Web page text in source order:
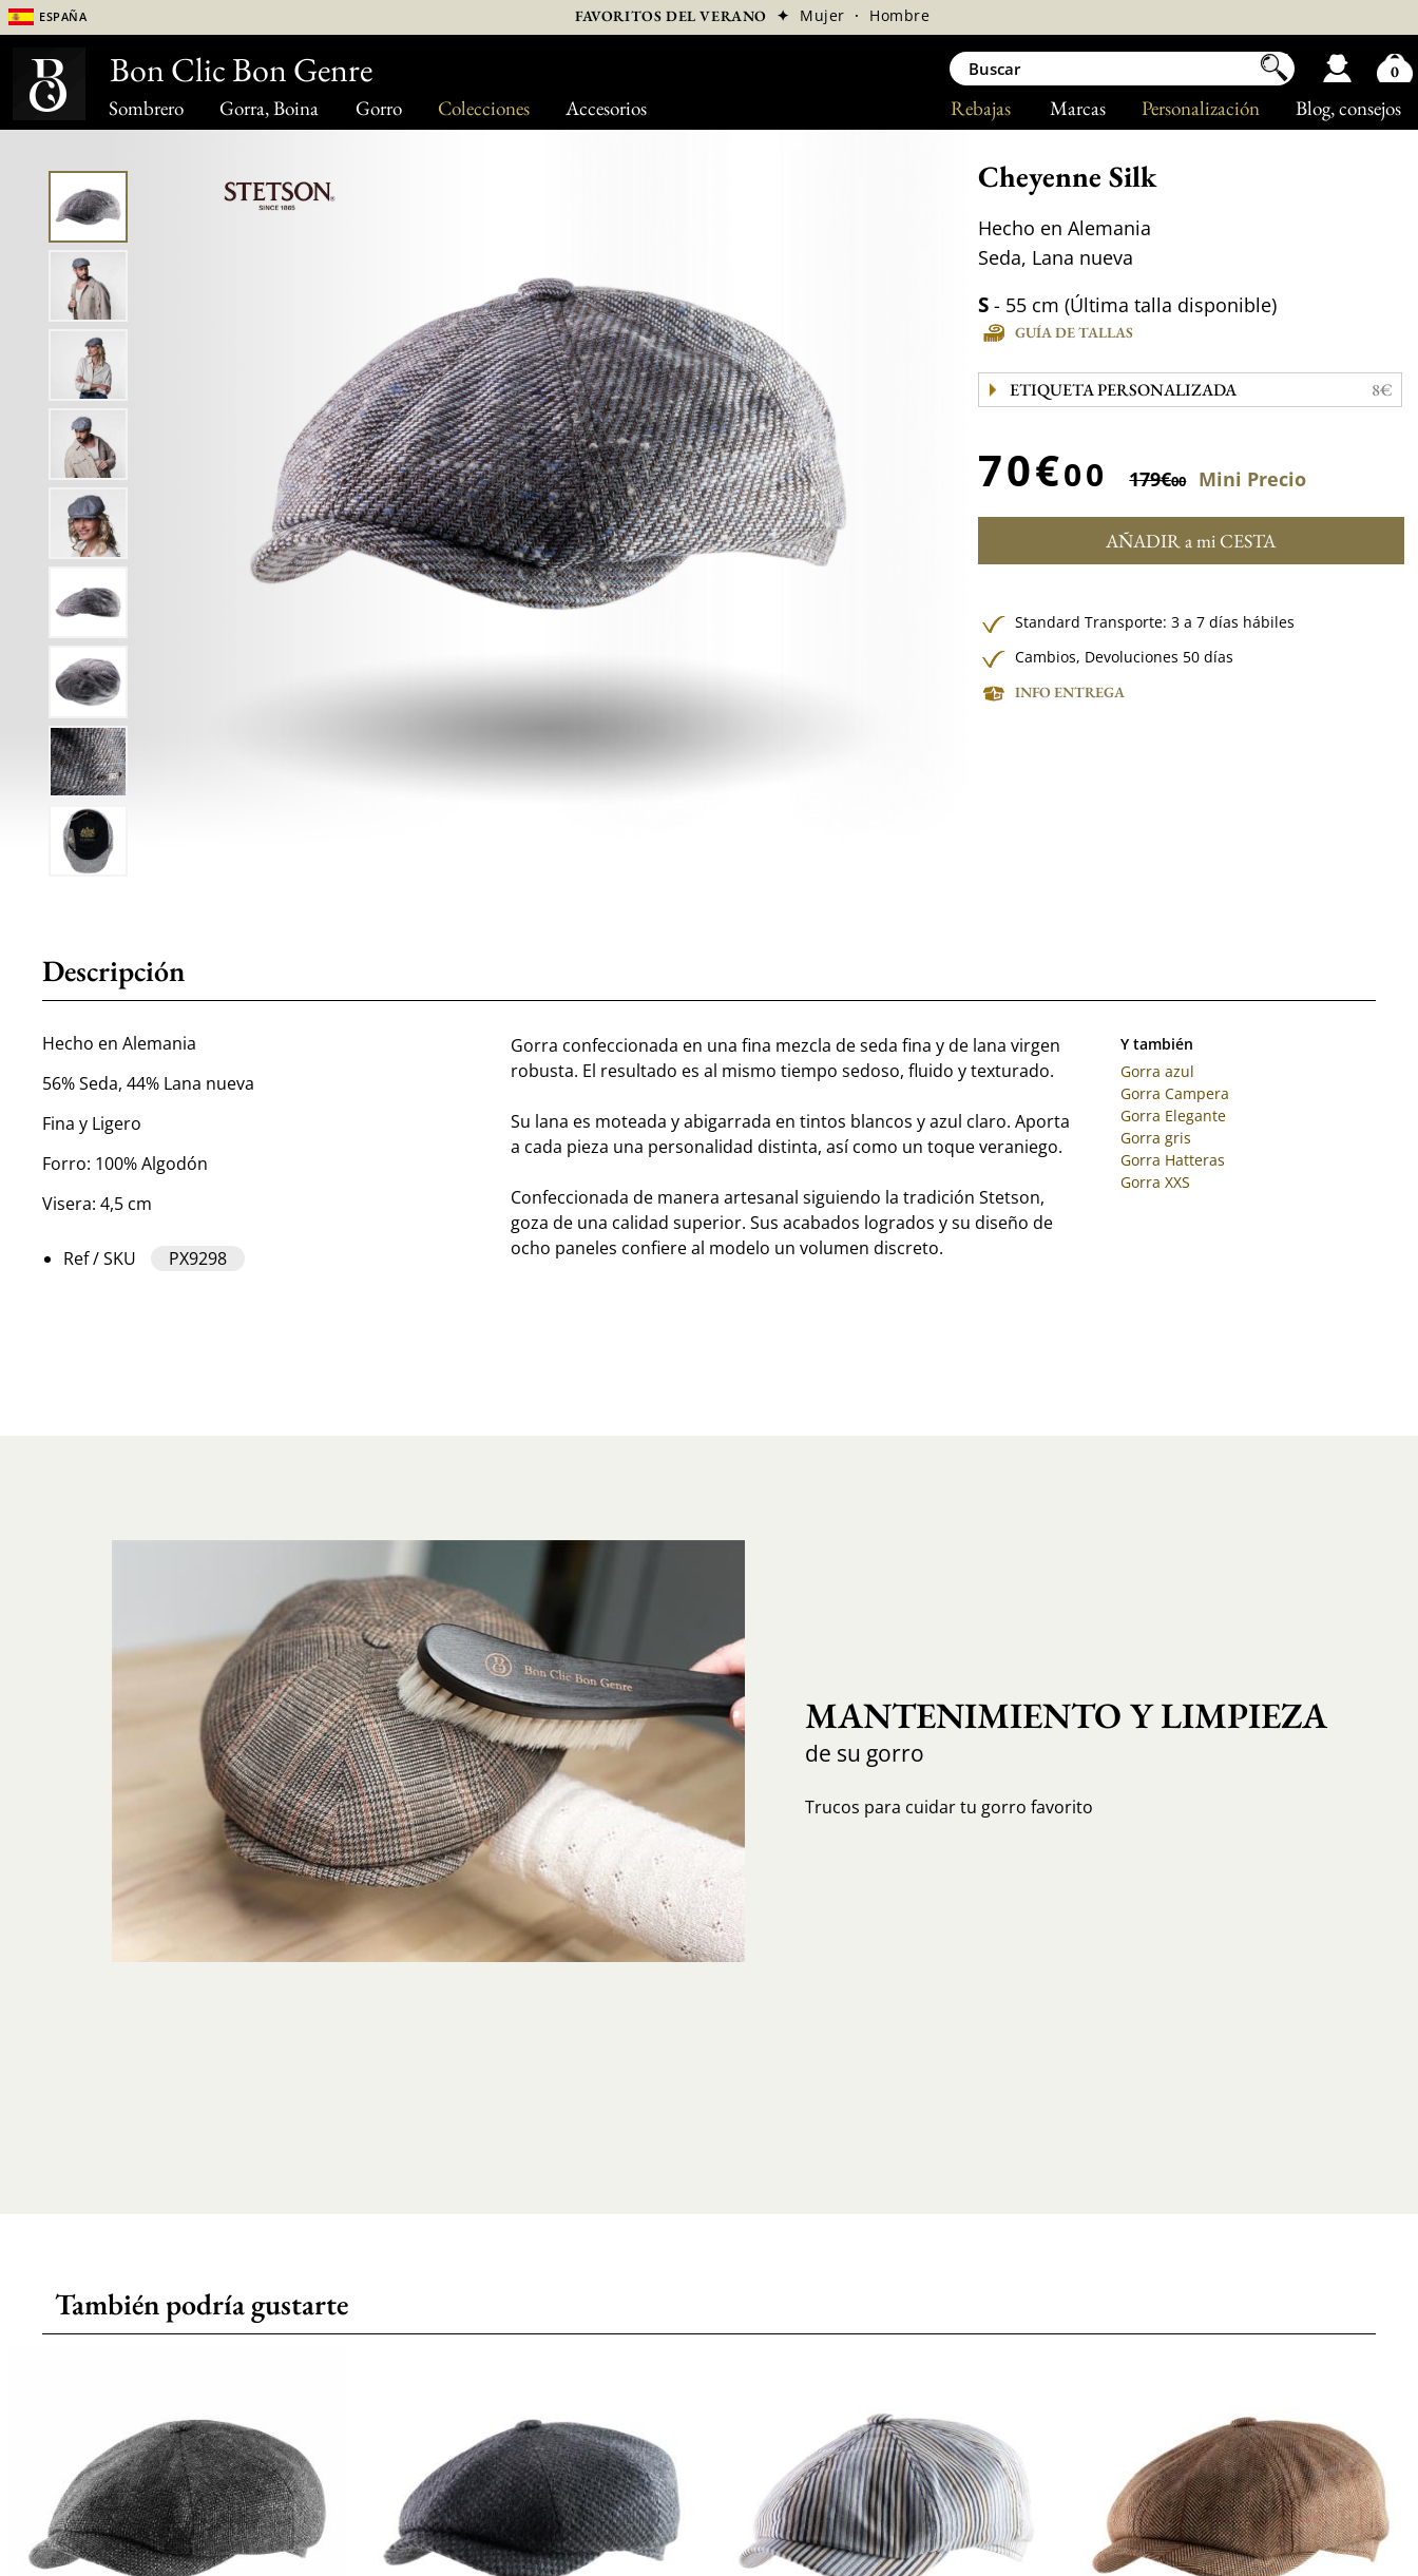
Sombrero Gorra, Boina Gorro Colecciones Accesorios Blog, consejos
Personalización
Marcas
Rebajas
España FAVORITOS DEL VERANO ✦ Mujer · Hombre
Cheyenne Silk
Hecho en Alemania
Seda, Lana nueva
S - 55 cm (Última talla disponible)
GUÍA DE TALLAS
ETIQUETA PERSONALIZADA 8€
70€00 179€00 Mini Precio
AÑADIR a mi CESTA
Standard Transporte: 3 a 7 días hábiles
Cambios, Devoluciones 50 días
INFO ENTREGA
Descripción
Hecho en Alemania
56% Seda, 44% Lana nueva
Fina y Ligero
Forro: 100% Algodón
Visera: 4,5 cm
Ref / SKU PX9298
Gorra confeccionada en una fina mezcla de seda fina y de lana virgen
robusta. El resultado es al mismo tiempo sedoso, fluido y texturado.
Su lana es moteada y abigarrada en tintos blancos y azul claro. Aporta
a cada pieza una personalidad distinta, así como un toque veraniego.
Confeccionada de manera artesanal siguiendo la tradición Stetson,
goza de una calidad superior. Sus acabados logrados y su diseño de
ocho paneles confiere al modelo un volumen discreto.
Y también
Gorra azul
Gorra Campera
Gorra Elegante
Gorra gris
Gorra Hatteras
Gorra XXS
MANTENIMIENTO Y LIMPIEZA
de su gorro
Trucos para cuidar tu gorro favorito
También podría gustarte
Bon Clic Bon Genre 0